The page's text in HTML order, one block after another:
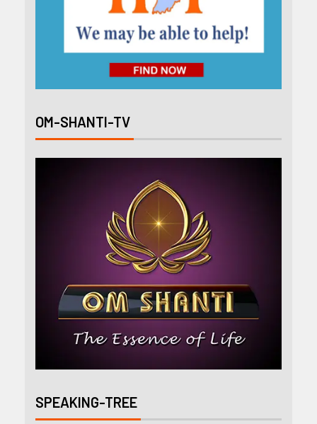
OM-SHANTI-TV
SPEAKING-TREE